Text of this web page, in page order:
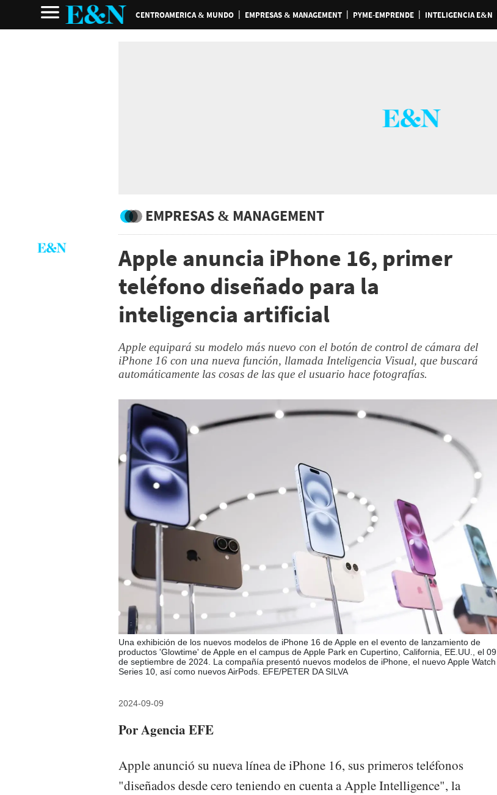
CENTROAMERICA & MUNDO EMPRESAS & MANAGEMENT PYME-EMPRENDE INTELIGENCIA E&N
EMPRESAS & MANAGEMENT
Apple anuncia iPhone 16, primer
teléfono diseñado para la
inteligencia artificial
Apple equipará su modelo más nuevo con el botón de control de cámara del
iPhone 16 con una nueva función, llamada Inteligencia Visual, que buscará
automáticamente las cosas de las que el usuario hace fotografías.
Una exhibición de los nuevos modelos de iPhone 16 de Apple en el evento de lanzamiento de
productos 'Glowtime' de Apple en el campus de Apple Park en Cupertino, California, EE.UU., el 09
de septiembre de 2024. La compañía presentó nuevos modelos de iPhone, el nuevo Apple Watch
Series 10, así como nuevos AirPods. EFE/PETER DA SILVA
2024-09-09
Por Agencia EFE
Apple anunció su nueva línea de iPhone 16, sus primeros teléfonos
"diseñados desde cero teniendo en cuenta a Apple Intelligence", la